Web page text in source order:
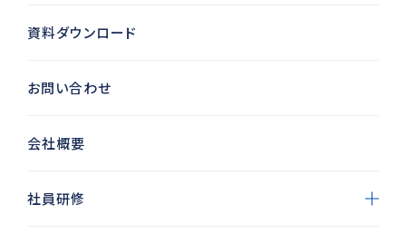
資料ダウンロード
お問い合わせ
会社概要
社員研修